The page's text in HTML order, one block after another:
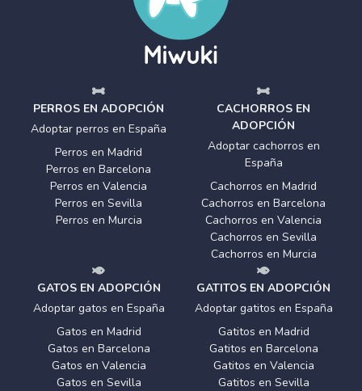
PERROS EN ADOPCIÓN
Adoptar perros en España
Perros en Madrid
Perros en Barcelona
Perros en Valencia
Perros en Sevilla
Perros en Murcia
CACHORROS EN
ADOPCIÓN
Adoptar cachorros en
España
Cachorros en Madrid
Cachorros en Barcelona
Cachorros en Valencia
Cachorros en Sevilla
Cachorros en Murcia
GATOS EN ADOPCIÓN
Adoptar gatos en España
Gatos en Madrid
Gatos en Barcelona
Gatos en Valencia
Gatos en Sevilla
GATITOS EN ADOPCIÓN
Adoptar gatitos en España
Gatitos en Madrid
Gatitos en Barcelona
Gatitos en Valencia
Gatitos en Sevilla